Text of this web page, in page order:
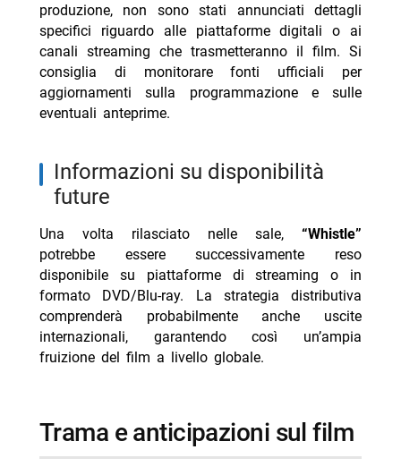
produzione, non sono stati annunciati dettagli
specifici riguardo alle piattaforme digitali o ai
canali streaming che trasmetteranno il film. Si
consiglia di monitorare fonti ufficiali per
aggiornamenti sulla programmazione e sulle
eventuali anteprime.
Informazioni su disponibilità
future
Una volta rilasciato nelle sale,“Whistle”
potrebbe essere successivamente reso
disponibile su piattaforme di streaming o in
formato DVD/Blu-ray. La strategia distributiva
comprenderà probabilmente anche uscite
internazionali, garantendo così un’ampia
fruizione del film a livello globale.
Trama e anticipazioni sul film